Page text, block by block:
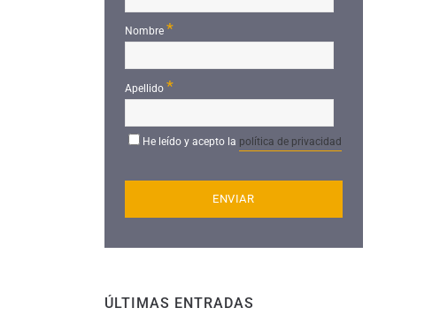
Nombre *
Apellido *
He leído y acepto la política de privacidad
ÚLTIMAS ENTRADAS